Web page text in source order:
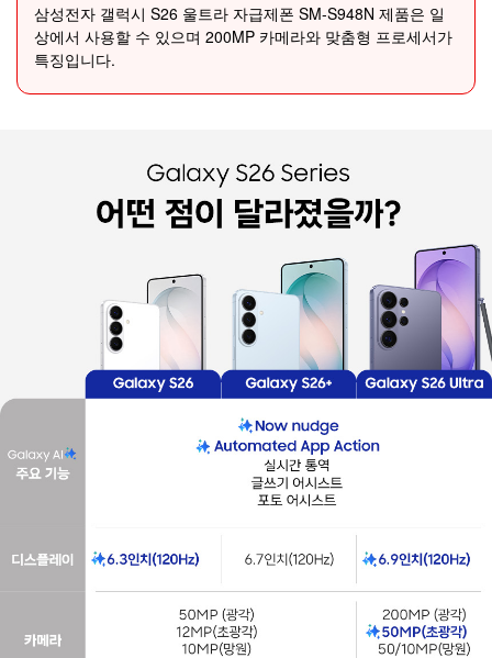
삼성전자 갤럭시 S26 울트라 자급제폰 SM-S948N 제품은 일
상에서 사용할 수 있으며 200MP 카메라와 맞춤형 프로세서가
특징입니다.